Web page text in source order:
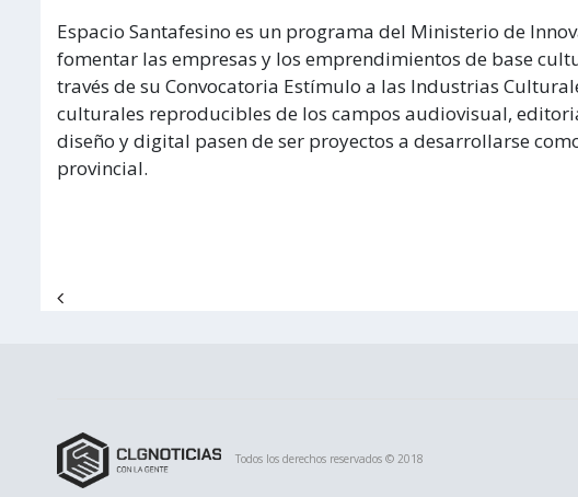
Espacio Santafesino es un programa del Ministerio de
fomentar las empresas y los emprendimientos de base
través de su Convocatoria Estímulo a las Industrias
culturales reproducibles de los campos audiovisual,
diseño y digital pasen de ser proyectos a desarrollarse
provincial.
Todos los derechos reservados © 2018